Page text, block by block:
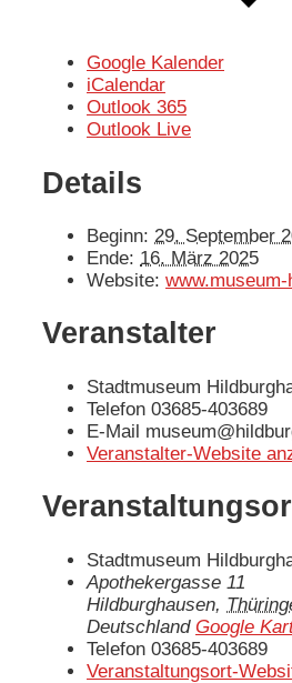
Google Kalender
iCalendar
Outlook 365
Outlook Live
Details
Beginn: 29. September
Ende: 16. März 2025
Website:
Veranstalter
Stadtmuseum
Telefon 03685-403689
E-Mail
Veranstalter-Website
Stadtmuseum
Apothekergasse 11
Hildburghausen,
Deutschland Google
Telefon 03685-403689
Veranstaltungsort-